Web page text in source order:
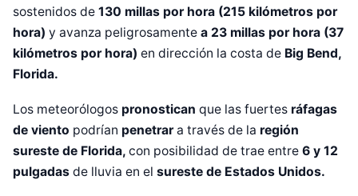
sostenidos de 130 millas por hora (215 kilómetros por
hora) y avanza peligrosamente a 23 millas por hora (37
kilómetros por hora) en dirección la costa de Big Bend,
Florida.
Los meteorólogos pronostican que las fuertes ráfagas
de viento podrían penetrara través de la región
sureste de Florida, con posibilidad de trae entre 6 y 12
pulgadas de lluvia en el sureste de Estados Unidos.